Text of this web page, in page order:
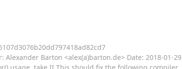
Alexander Barton <alex(a)barton.de> Date: 2018-01-29